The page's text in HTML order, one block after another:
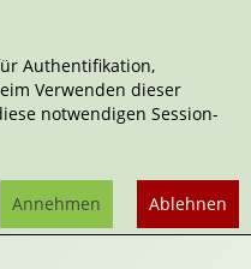
Authentifikation,
Verwenden dieser
notwendigen Session-
Ablehnen
Annehmen